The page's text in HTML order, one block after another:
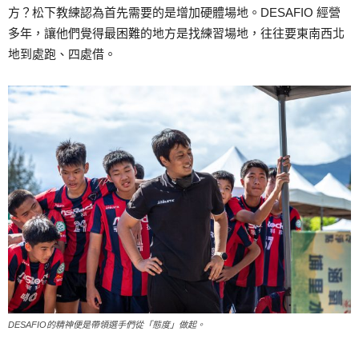
方？松下教練認為首先需要的是增加硬體場地。DESAFIO 經營
多年，讓他們覺得最困難的地方是找練習場地，往往要東南西北
地到處跑、四處借。
DESAFIO的精神便是帶領選手們從「態度」做起。